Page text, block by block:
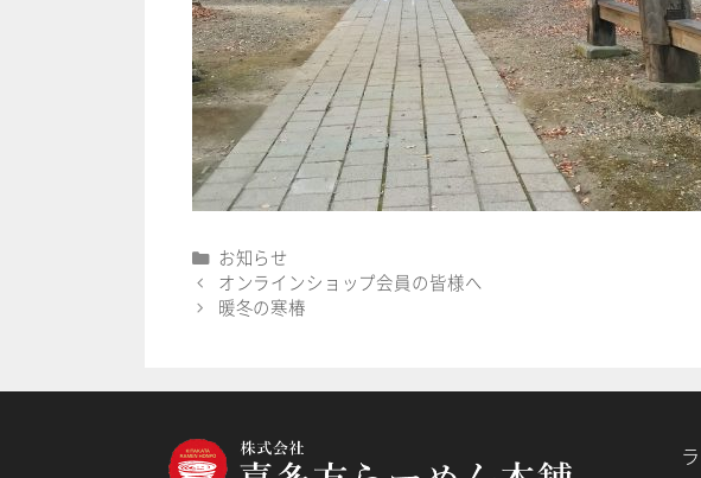
カ
テ
ゴ
お知らせ
オンラインショップ会員の皆様へ
暖冬の寒椿